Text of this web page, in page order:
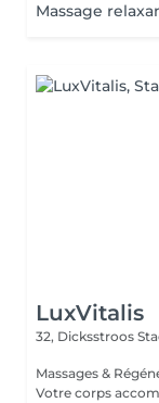
Massage
LuxVitalis
32, Dicksstroos
Massages &
Votre corps